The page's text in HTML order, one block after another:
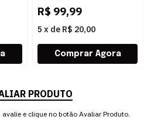
R$ 99,99
5 x de R$ 20,00
PRODUTO
e clique no botão Avaliar Produto.